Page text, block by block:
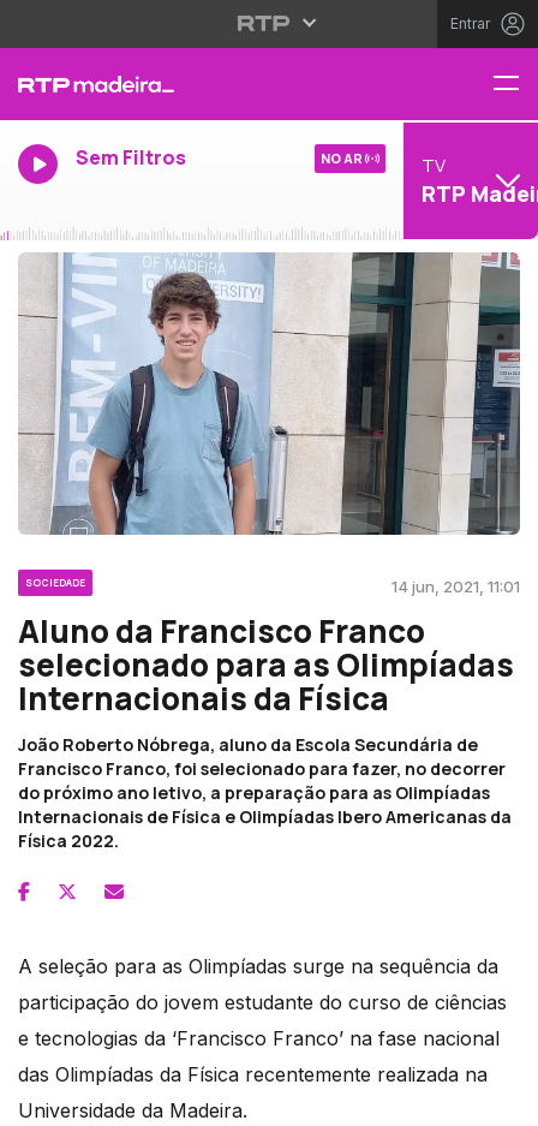
Entrar
Sem Filtros NO AR TV
RTP
SOCIEDADE 14 jun, 2021, 11:01
Aluno da Francisco Franco
selecionado para as Olimpíadas
Internacionais da Física
João Roberto Nóbrega, aluno da Escola Secundária de
Francisco Franco, foi selecionado para fazer, no decorrer
do próximo ano letivo, a preparação para as Olimpíadas
Internacionais de Física e Olimpíadas Ibero Americanas da
Física 2022.
A seleção para as Olimpíadas surge na sequência da
participação do jovem estudante do curso de ciências
e tecnologias da ‘Francisco Franco’ na fase nacional
das Olimpíadas da Física recentemente realizada na
Universidade da Madeira.